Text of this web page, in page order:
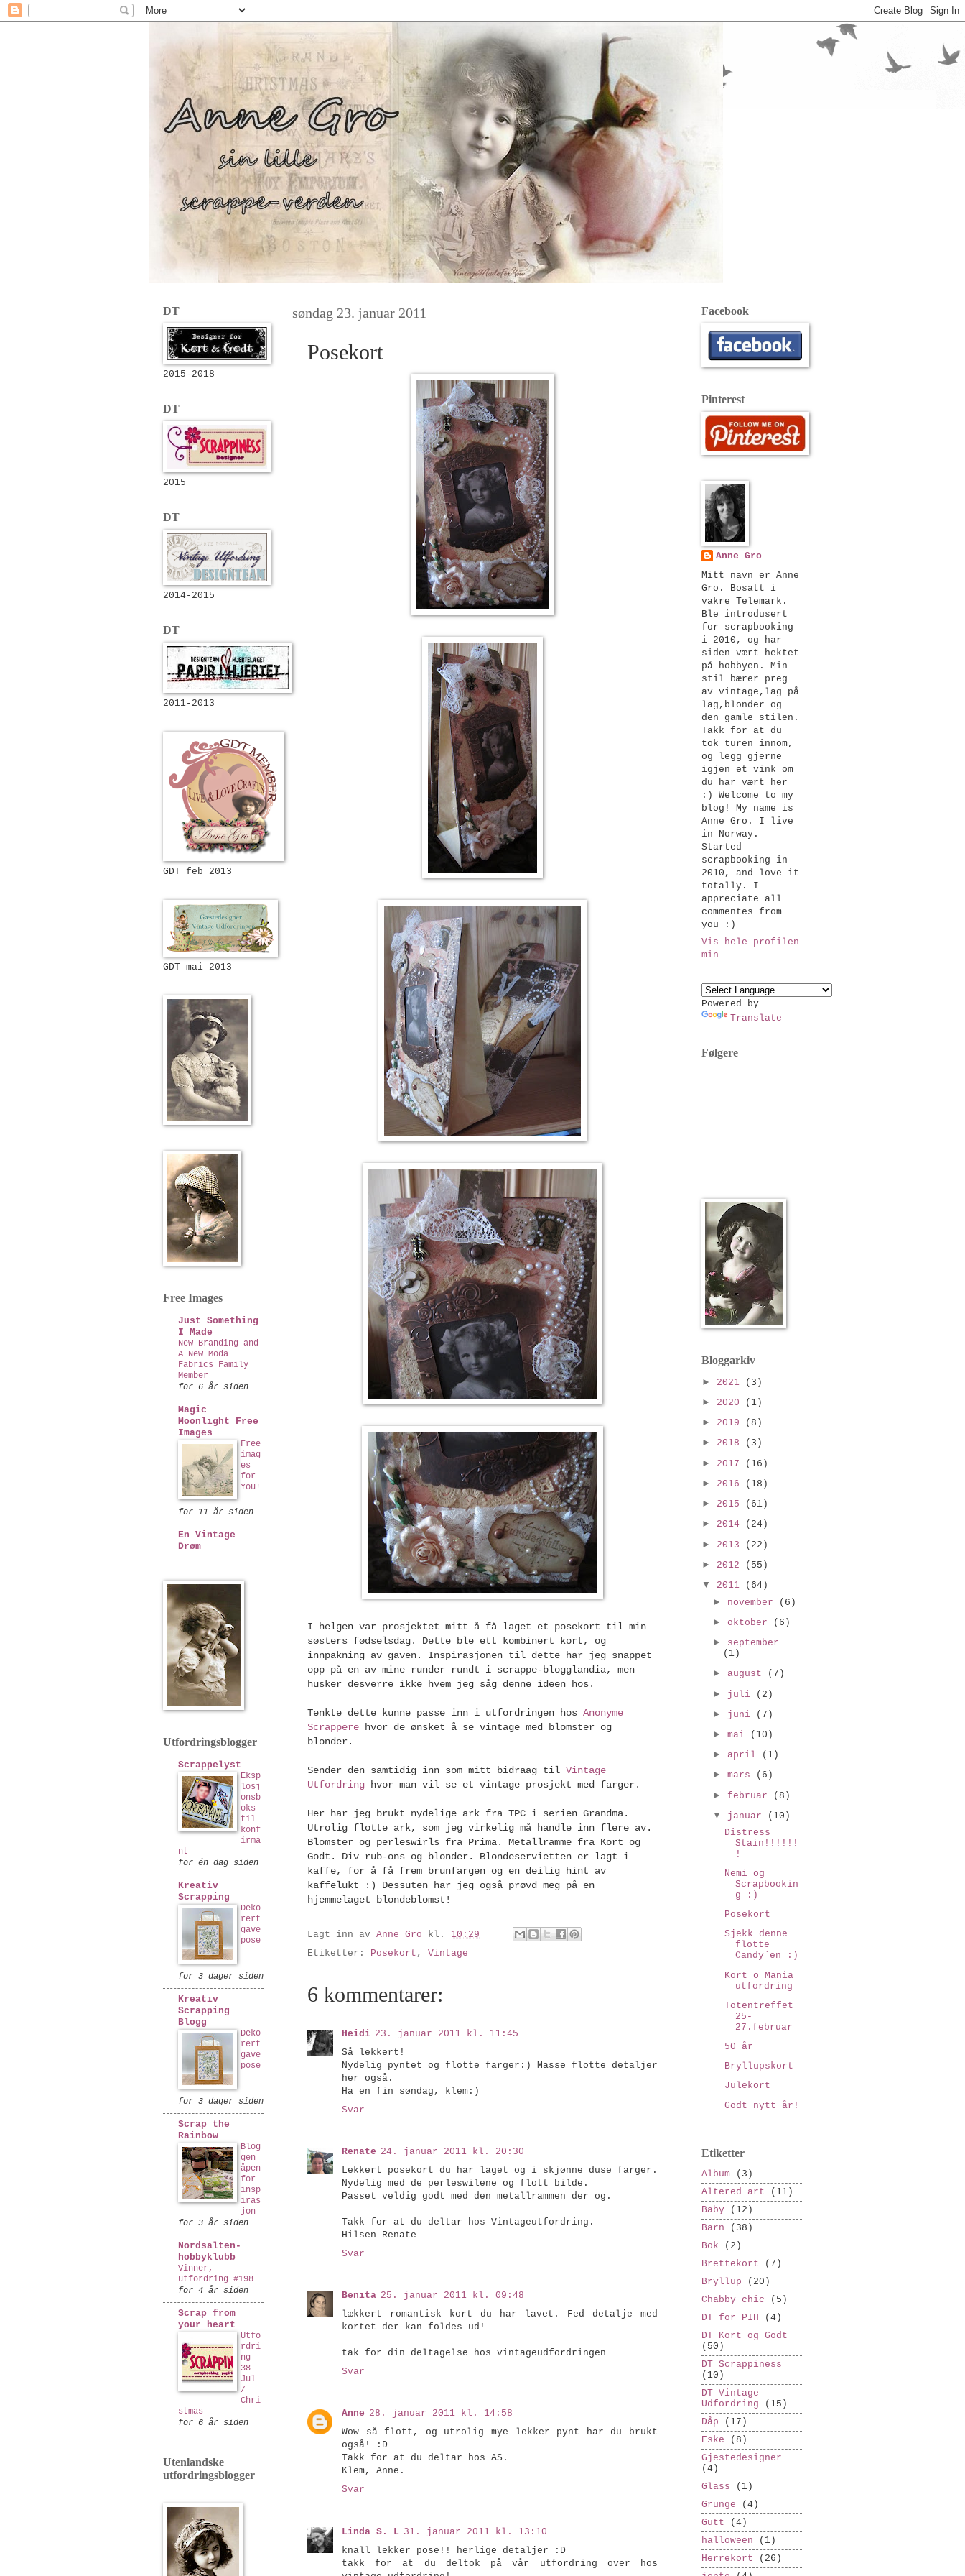
søndag 23. januar 2011
Posekort
I helgen var prosjektet mitt å få laget et posekort til min
søsters fødselsdag. Dette ble ett kombinert kort, og
innpakning av gaven. Inspirasjonen til dette har jeg snappet
opp på en av mine runder rundt i scrappe-blogglandia, men
husker desverre ikke hvem jeg såg denne ideen hos.
Tenkte dette kunne passe inn i utfordringen hos Anonyme
Scrappere hvor de ønsket å se vintage med blomster og
blonder.
Sender den samtidig inn som mitt bidraag til Vintage
Utfordring hvor man vil se et vintage prosjekt med farger.
Her har jeg brukt nydelige ark fra TPC i serien Grandma.
Utrolig flotte ark, som jeg virkelig må handle inn flere av.
Blomster og perleswirls fra Prima. Metallramme fra Kort og
Godt. Div rub-ons og blonder. Blondeservietten er lagt i
kaffe, for å få frem brunfargen og en deilig hint av
kaffelukt :) Dessuten har jeg også prøvd meg på en
hjemmelaget blondeblomst!
Lagt inn av Anne Gro kl. 10:29
Etiketter: Posekort , Vintage
6 kommentarer:
Heidi 23. januar 2011 kl. 11:45
Så lekkert!
Nydelig pyntet og flotte farger:) Masse flotte detaljer
her også.
Ha en fin søndag, klem:)
Svar
Renate 24. januar 2011 kl. 20:30
Lekkert posekort du har laget og i skjønne duse farger.
Nydelig med de perleswilene og flott bilde.
Passet veldig godt med den metallrammen der og.
Takk for at du deltar hos Vintageutfordring.
Hilsen Renate
Svar
Benita 25. januar 2011 kl. 09:48
lækkert romantisk kort du har lavet. Fed detalje med
kortet der kan foldes ud!
tak for din deltagelse hos vintageudfordringen
Svar
Anne 28. januar 2011 kl. 14:58
Wow så flott, og utrolig mye lekker pynt har du brukt
også! :D
Takk for at du deltar hos AS.
Klem, Anne.
Svar
Linda S. L 31. januar 2011 kl. 13:10
knall lekker pose!! herlige detaljer :D
takk for at du deltok på vår utfordring over hos
DT
2015-2018
DT
2015
DT
2014-2015
DT
2011-2013
GDT feb 2013
GDT mai 2013
Free Images
Just Something
I Made
New Branding and
A New Moda
Fabrics Family
Member
for 6 år siden
Magic
Moonlight Free
Images
Free
imag
es
for
You!
for 11 år siden
En Vintage
Drøm
Utfordringsblogger
Scrappelyst
Eksp
losj
onsb
oks
til
konf
irma
nt
for én dag siden
Kreativ
Scrapping
Deko
rert
gave
pose
for 3 dager siden
Kreativ
Scrapping
Blogg
Deko
rert
gave
pose
for 3 dager siden
Scrap the
Rainbow
Blog
gen
åpen
for
insp
iras
jon
for 3 år siden
Nordsalten-
hobbyklubb
Vinner,
utfordring #198
for 4 år siden
Scrap from
your heart
Utfo
rdri
ng
38 -
Jul
/
Chri
stmas
for 6 år siden
Utenlandske
utfordringsblogger
Facebook
Pinterest
Anne Gro
Mitt navn er Anne
Gro. Bosatt i
vakre Telemark.
Ble introdusert
for scrapbooking
i 2010, og har
siden vært hektet
på hobbyen. Min
stil bærer preg
av vintage,lag på
lag,blonder og
den gamle stilen.
Takk for at du
tok turen innom,
og legg gjerne
igjen et vink om
du har vært her
:) Welcome to my
blog! My name is
Anne Gro. I live
in Norway.
Started
scrapbooking in
2010, and love it
totally. I
appreciate all
commentes from
you :)
Vis hele profilen
min
Powered by
Translate
Følgere
Bloggarkiv
► 2021
(3)
► 2020
(1)
► 2019
(8)
► 2018
(3)
► 2017
(16)
► 2016
(18)
► 2015
(61)
► 2014
(24)
► 2013
(22)
► 2012
(55)
▼ 2011
(64)
► november
(6)
►oktober
(6)
► september
(1)
► august
(7)
► juli
(2)
► juni
(7)
►mai
(10)
► april
(1)
►mars
(6)
► februar
(8)
▼ januar
(10)
Distress
Stain!!!!!!
!
Nemi og
Scrapbookin
g :)
Posekort
Sjekk denne
flotte
Candy`en :)
Kort o Mania
utfordring
Totentreffet
25-
27.februar
50 år
Bryllupskort
Julekort
Godt nytt år!
Etiketter
Album
(3)
Altered art
(11)
Baby
(12)
Barn
(38)
Bok
(2)
Brettekort
(7)
Bryllup
(20)
Chabby chic
(5)
DT for PIH
(4)
DT Kort og Godt
(50)
DT Scrappiness
(10)
DT Vintage
Udfordring
(15)
Dåp
(17)
Eske
(8)
Gjestedesigner
(4)
Glass
(1)
Grunge
(4)
Gutt
(4)
halloween
(1)
Herrekort
(26)